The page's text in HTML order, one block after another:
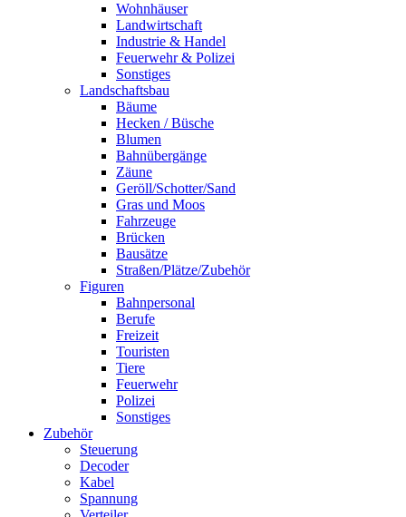
Wohnhäuser
Landwirtschaft
Industrie & Handel
Feuerwehr & Polizei
Sonstiges
Landschaftsbau
Bäume
Hecken / Büsche
Blumen
Bahnübergänge
Zäune
Geröll/Schotter/Sand
Gras und Moos
Fahrzeuge
Brücken
Bausätze
Straßen/Plätze/Zubehör
Figuren
Bahnpersonal
Berufe
Freizeit
Touristen
Tiere
Feuerwehr
Polizei
Sonstiges
Zubehör
Steuerung
Decoder
Kabel
Spannung